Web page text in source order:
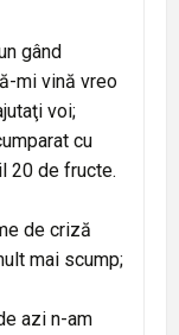
gând
mi vină vreo
voi;
cu
20 de fructe.
de criză
mai scump;
azi n-am